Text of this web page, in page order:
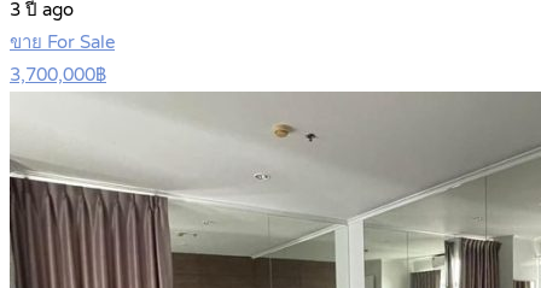
3 ปี ago
ขาย For Sale
3,700,000฿